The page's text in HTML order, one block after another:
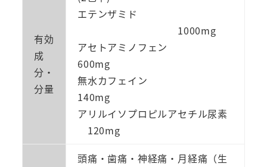
有効
成
分・
分量
エテンザミド
1000mg
アセトアミノフェン
600mg
無水カフェイン
140mg
アリルイソプロピルアセチル尿素
120mg
頭痛・歯痛・神経痛・月経痛（生